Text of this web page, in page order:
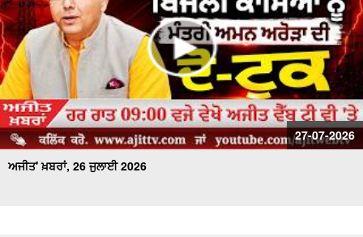
27-07-2026
ਅਜੀਤ' ਖ਼ਬਰਾਂ, 26 ਜੁਲਾਈ 2026